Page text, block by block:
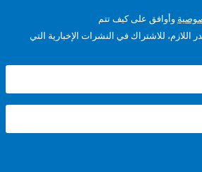
على كيف تتم
للاشتراك في النشرات الإخبارية التي